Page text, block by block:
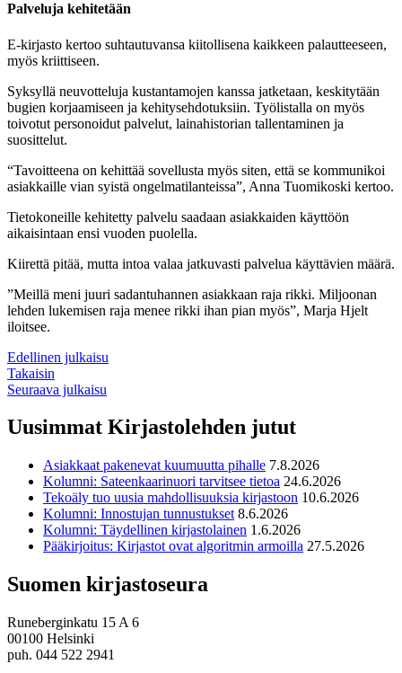
Palveluja kehitetään
E-kirjasto kertoo suhtautuvansa kiitollisena kaikkeen palautteeseen,
myös kriittiseen.
Syksyllä neuvotteluja kustantamojen kanssa jatketaan, keskitytään
bugien korjaamiseen ja kehitysehdotuksiin. Työlistalla on myös
toivotut personoidut palvelut, lainahistorian tallentaminen ja
suosittelut.
“Tavoitteena on kehittää sovellusta myös siten, että se kommunikoi
asiakkaille vian syistä ongelmatilanteissa”, Anna Tuomikoski kertoo.
Tietokoneille kehitetty palvelu saadaan asiakkaiden käyttöön
aikaisintaan ensi vuoden puolella.
Kiirettä pitää, mutta intoa valaa jatkuvasti palvelua käyttävien määrä.
”Meillä meni juuri sadantuhannen asiakkaan raja rikki. Miljoonan
lehden lukemisen raja menee rikki ihan pian myös”, Marja Hjelt
iloitsee.
Edellinen julkaisu
Takaisin
Seuraava julkaisu
Uusimmat Kirjastolehden jutut
Asiakkaat pakenevat kuumuutta pihalle 7.8.2026
Kolumni: Sateenkaarinuori tarvitsee tietoa 24.6.2026
Tekoäly tuo uusia mahdollisuuksia kirjastoon 10.6.2026
Kolumni: Innostujan tunnustukset 8.6.2026
Kolumni: Täydellinen kirjastolainen 1.6.2026
Pääkirjoitus: Kirjastot ovat algoritmin armoilla 27.5.2026
Suomen kirjastoseura
Runeberginkatu 15 A 6
00100 Helsinki
puh. 044 522 2941